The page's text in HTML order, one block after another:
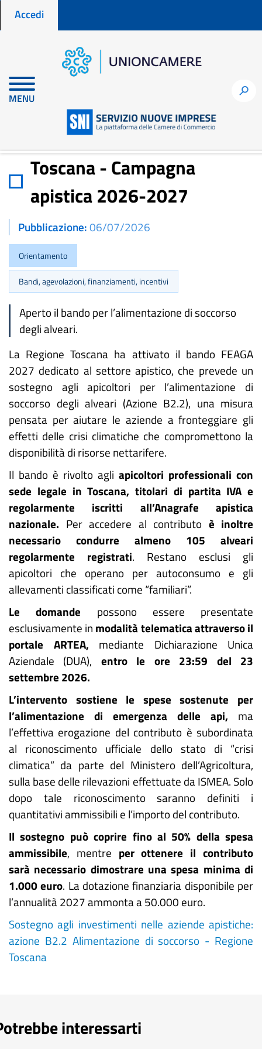
Menu profilo utente
Accedi
MENU
h
Home
Toscana - Campagna apistica 2026-2027
Toscana - Campagna
apistica 2026-2027
Pubblicazione 06/07/2026
Orientamento
Bandi, agevolazioni, finanziamenti, incentivi
Aperto il bando per l’alimentazione di soccorso
degli alveari.
La Regione Toscana ha attivato il bando FEAGA
2027 dedicato al settore apistico, che prevede un
sostegno agli apicoltori per l’alimentazione di
soccorso degli alveari (Azione B2.2), una misura
pensata per aiutare le aziende a fronteggiare gli
effetti delle crisi climatiche che compromettono la
disponibilità di risorse nettarifere.
Il bando è rivolto agli apicoltori professionali con
sede legale in Toscana, titolari di partita IVA e
regolarmente iscritti all’Anagrafe apistica
nazionale. Per accedere al contributo è inoltre
necessario condurre almeno 105 alveari
regolarmente registrati. Restano esclusi gli
apicoltori che operano per autoconsumo e gli
allevamenti classificati come “familiari”.
Le domande possono essere presentate
esclusivamente in modalità telematica attraverso il
portale ARTEA, mediante Dichiarazione Unica
Aziendale (DUA), entro le ore 23:59 del 23
settembre 2026.
L’intervento sostiene le spese sostenute per
l’alimentazione di emergenza delle api, ma
l’effettiva erogazione del contributo è subordinata
al riconoscimento ufficiale dello stato di “crisi
climatica” da parte del Ministero dell’Agricoltura,
sulla base delle rilevazioni effettuate da ISMEA. Solo
dopo tale riconoscimento saranno definiti i
quantitativi ammissibili e l’importo del contributo.
Il sostegno può coprire fino al 50% della spesa
ammissibile, mentre per ottenere il contributo
sarà necessario dimostrare una spesa minima di
1.000 euro. La dotazione finanziaria disponibile per
l’annualità 2027 ammonta a 50.000 euro.
Sostegno agli investimenti nelle aziende apistiche:
azione B2.2 Alimentazione di soccorso - Regione
Toscana
interessarti